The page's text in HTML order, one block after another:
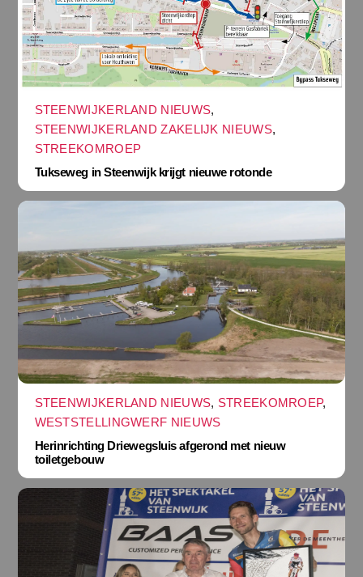
STEENWIJKERLAND NIEUWS,
STEENWIJKERLAND ZAKELIJK NIEUWS,
STREEKOMROEP
Tukseweg in Steenwijk krijgt nieuwe rotonde
STEENWIJKERLAND NIEUWS, STREEKOMROEP,
WESTSTELLINGWERF NIEUWS
Herinrichting Driewegsluis afgerond met nieuw
toiletgebouw